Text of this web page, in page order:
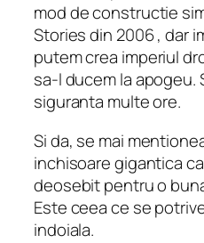
mod de constructie
Stories din 2006 , dar
putem crea imperiul
sa-l ducem la apogeu.
siguranta multe ore.
Si da, se mai
inchisoare gigantica
deosebit pentru o
Este ceea ce se
indoiala.